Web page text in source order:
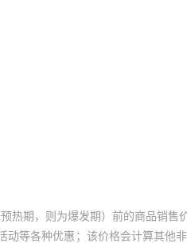
热期，则为爆发期）前的商品销售
动等各种优惠；该价格会计算其他